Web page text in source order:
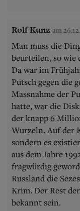
Rolf Kunz am
Man muss die
beurteilen, so wie
Da war im
Putsch gegen die
Massnahme der
hatte, war die
der knapp 6
Wurzeln. Auf der
sondern es
aus dem Jahre
fragwürdig
Russland die
Krim. Der Rest
bekannt sein.